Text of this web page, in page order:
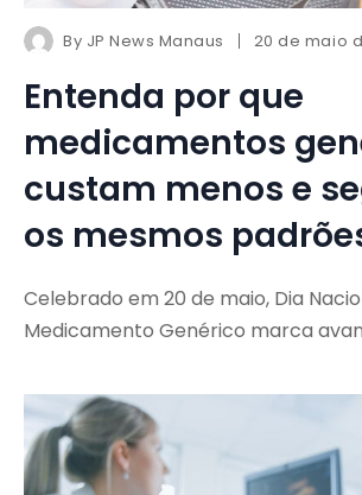
By JP News Manaus 20 de maio
Entenda por que
medicamentos
custam menos e
os mesmos
Celebrado em 20 de maio, Dia
Medicamento Genérico marca